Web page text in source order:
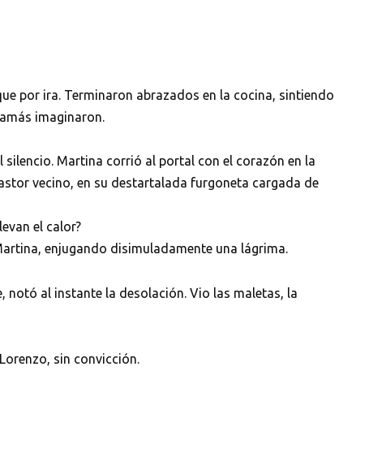
por ira. Terminaron abrazados en la cocina, sintiendo
imaginaron.
Martina corrió al portal con el corazón en la
vecino, en su destartalada furgoneta cargada de
el calor?
enjugando disimuladamente una lágrima.
notó al instante la desolación. Vio las maletas, la
sin convicción.